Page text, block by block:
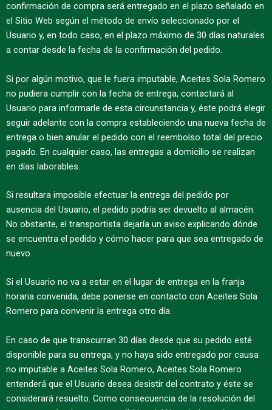
confirmación de compra será entregado en el plazo señalado en
el Sitio Web según el método de envío seleccionado por el
Usuario y, en todo caso, en el plazo máximo de 30 días naturales
a contar desde la fecha de la confirmación del pedido.
Si por algún motivo, que le fuera imputable, Aceites Sola Romero
no pudiera cumplir con la fecha de entrega, contactará al
Usuario para informarle de esta circunstancia y, éste podrá elegir
seguir adelante con la compra estableciendo una nueva fecha de
entrega o bien anular el pedido con el reembolso total del precio
pagado. En cualquier caso, las entregas a domicilio se realizan
en días laborables.
Si resultara imposible efectuar la entrega del pedido por
ausencia del Usuario, el pedido podría ser devuelto al almacén.
No obstante, el transportista dejaría un aviso explicando dónde
se encuentra el pedido y cómo hacer para que sea entregado de
nuevo.
Si el Usuario no va a estar en el lugar de entrega en la franja
horaria convenida, debe ponerse en contacto con Aceites Sola
Romero para convenir la entrega otro día.
En caso de que transcurran 30 días desde que su pedido esté
disponible para su entrega, y no haya sido entregado por causa
no imputable a Aceites Sola Romero, Aceites Sola Romero
entenderá que el Usuario desea desistir del contrato y éste se
considerará resuelto. Como consecuencia de la resolución del